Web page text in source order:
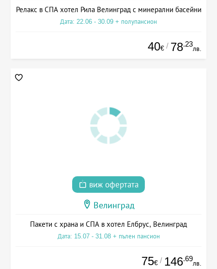
Релакс в СПА хотел Рила Велинград с минерални басейни
Дата: 22.06 - 30.09 + полупансион
40€ / 78.23
лв.
виж офертата
Велинград
Пакети с храна и СПА в хотел Елбрус, Велинград
Дата: 15.07 - 31.08 + пълен пансион
75€ / 146.69
лв.